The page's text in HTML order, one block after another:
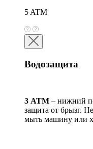
5 ATM
Водозащита
3 АТМ – нижний
защита от брызг.
мыть машину или